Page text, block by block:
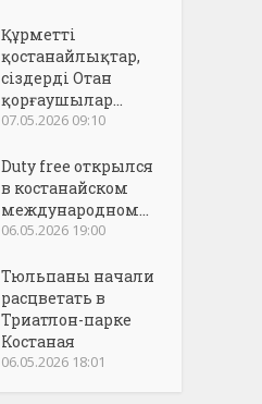
Құрметті
қостанайлықтар,
сіздерді Отан
қорғаушылар...
07.05.2026 09:10
Duty free открылся
в костанайском
международном...
06.05.2026 19:00
Тюльпаны начали
расцветать в
Триатлон-парке
Костаная
06.05.2026 18:01